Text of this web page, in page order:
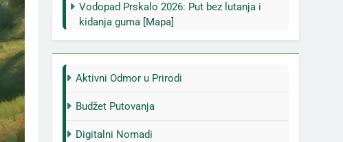
Vodopad Prskalo 2026: Put bez lutanja i
kidanja guma [Mapa]
Aktivni Odmor u Prirodi
Budžet Putovanja
Digitalni Nomadi